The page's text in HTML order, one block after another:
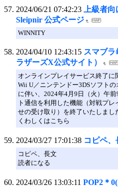
2024/06/21 07:42:23
上級者
Sleipnir 公式ページ
WINNITY
2024/04/10 12:43:15 スマブ
ラザーズX公式サイト）
オンラインプレイサービス終了に
Wii U／ニンテンドー3DSソフト
に伴い、2024年4月9日（火）午
ト通信を利用した機能（対戦プ
せの受け取り）を終了いたしまし
くわしくはこちら
2024/03/27 17:01:38 コピペ、
コピペ、長文
読者になる
2024/03/26 13:03:11 POP2＊